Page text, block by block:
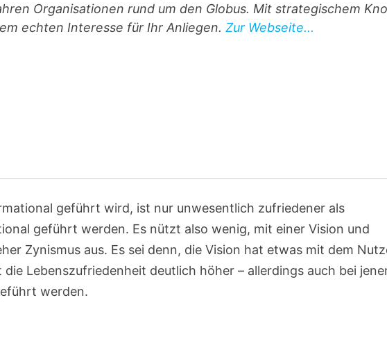
Organisationen rund um den Globus. Mit strategischem
echten Interesse für Ihr Anliegen.Zur Webseite...
geführt wird, ist nur unwesentlich zufriedener als
geführt werden. Es nützt also wenig, mit einer Vision und
Zynismus aus. Es sei denn, die Vision hat etwas mit dem
Lebenszufriedenheit deutlich höher – allerdings auch bei
werden.